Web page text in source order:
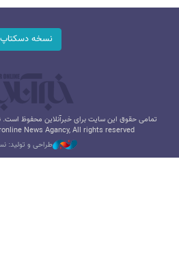
نسخه دسکتاپ
تمامی حقوق این سایت برای خبرآنلاین محفوظ است.
News Agancy, All rights reserved
طراحی و تولید: